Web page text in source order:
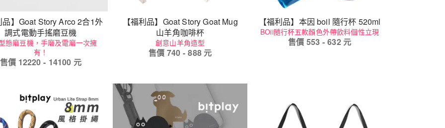
品】Goat Story Arco 2合1外
調式電動手搖磨豆機
態磨豆機，手磨及電磨一次擁
有！
售價 12220 - 14100 元
【福利品】Goat Story Goat Mug
山羊角咖啡杯
創意山羊角造型
售價 740 - 888元
【福利品】本因 boil 隨行杯 520ml
BOii隨行杯五款顏色外帶飲料個性立現
售價 553 - 632元